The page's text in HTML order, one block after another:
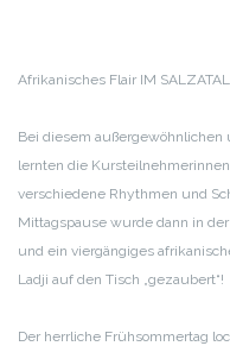
Afrikanisches Flair IM
Bei diesem außergewöhnlichen
lernten die Kursteilnehmerinnen
verschiedene Rhythmen und
Mittagspause wurde dann in
und ein viergängiges
Ladji auf den Tisch „gezaubert“!
Der herrliche Frühsommertag